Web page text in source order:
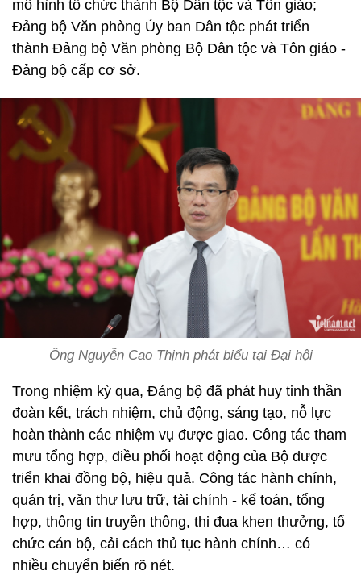
mô hình tổ chức thành Bộ Dân tộc và Tôn giáo;
Đảng bộ Văn phòng Ủy ban Dân tộc phát triển
thành Đảng bộ Văn phòng Bộ Dân tộc và Tôn giáo -
Đảng bộ cấp cơ sở.
Ông Nguyễn Cao Thịnh phát biểu tại Đại hội
Trong nhiệm kỳ qua, Đảng bộ đã phát huy tinh thần
đoàn kết, trách nhiệm, chủ động, sáng tạo, nỗ lực
hoàn thành các nhiệm vụ được giao. Công tác tham
mưu tổng hợp, điều phối hoạt động của Bộ được
triển khai đồng bộ, hiệu quả. Công tác hành chính,
quản trị, văn thư lưu trữ, tài chính - kế toán, tổng
hợp, thông tin truyền thông, thi đua khen thưởng, tổ
chức cán bộ, cải cách thủ tục hành chính… có
nhiều chuyển biến rõ nét.